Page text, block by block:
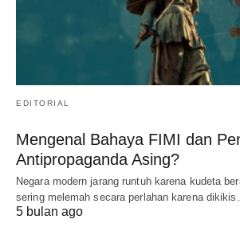
EDITORIAL
Mengenal Bahaya FIMI dan
Antipropaganda Asing?
Negara modern jarang runtuh karena kudeta
sering melemah secara perlahan karena
5 bulan ago